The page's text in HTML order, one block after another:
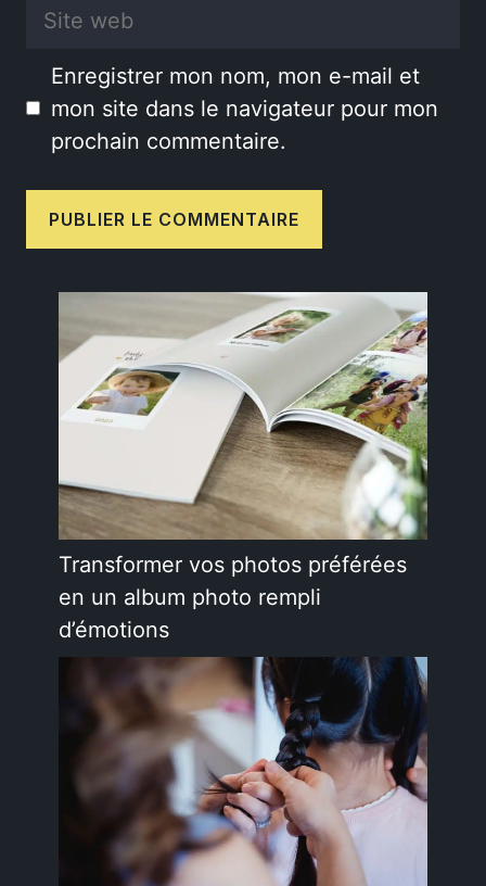
Site
Enregistrer mon nom, mon e-mail et
mon site dans le navigateur pour mon
prochain commentaire.
Transformer vos photos préférées
en un album photo rempli
d’émotions